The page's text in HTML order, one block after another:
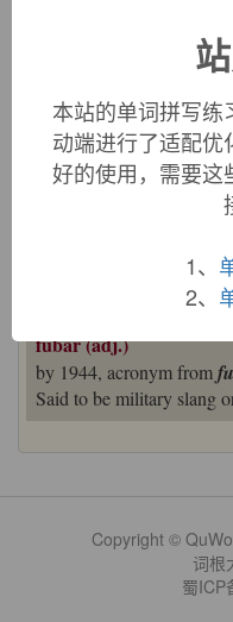
fubar (adj.)
by 1944, acronym from
Said to be military slang
Copyright ©
词根
蜀ICP
本站的单词拼写练
动端进行了适配优
好的使用，需要这
1、
2、